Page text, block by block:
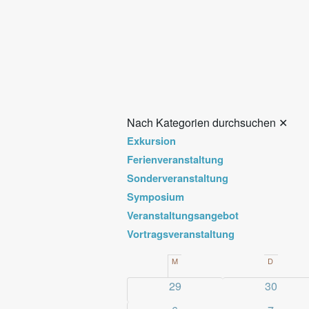
Nach Kategorien durchsuchen ✕
Exkursion
Ferienveranstaltung
Sonderveranstaltung
Symposium
Veranstaltungsangebot
Vortragsveranstaltung
Kalender
von
M D
0
29
0
30